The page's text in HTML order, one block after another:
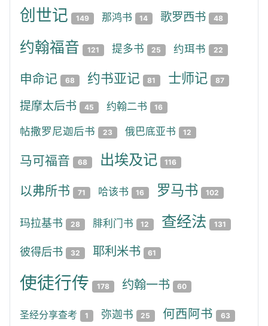
创世记 149 那鸿书 14 歌罗西书 48
约翰福音 121 提多书 25 约珥书 22
申命记 68 约书亚记 81 士师记 87
提摩太后书 45 约翰二书 16
帖撒罗尼迦后书 23 俄巴底亚书 12
马可福音 68 出埃及记 116
以弗所书 71 哈该书 16 罗马书 102
玛拉基书 28 腓利门书 12 查经法 131
彼得后书 32 耶利米书 61
使徒行传 178 约翰一书 60
圣经分享查考 1 弥迦书 25 何西阿书 63